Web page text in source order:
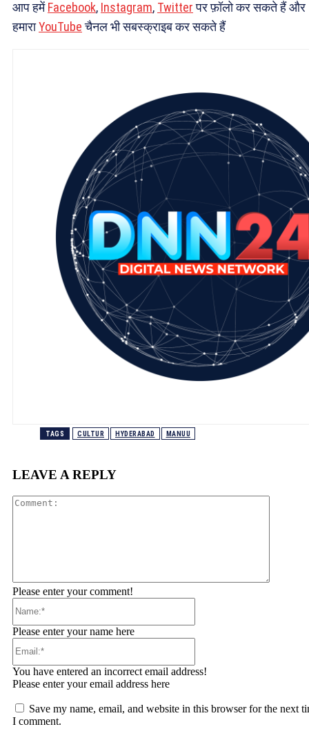
आप हमेंFacebook, Instagram, Twitterपर फ़ॉलो कर सकते हैं और
हमाराYouTubeचैनल भी सबस्क्राइब कर सकते हैं
TAGS CULTUR HYDERABAD MANUU
LEAVE A REPLY
Please enter your comment!
Please enter your name here
You have entered an incorrect email address!
Please enter your email address here
Save my name, email, and website in this browser for the next
I comment.